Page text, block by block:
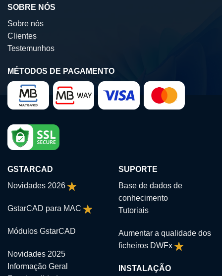
SOBRE NÓS
Sobre nós
Clientes
Testemunhos
MÉTODOS DE PAGAMENTO
GSTARCAD
Novidades 2026
GstarCAD para MAC
Módulos GstarCAD
Novidades 2025
Informação Geral
SUPORTE
Base de dados de
conhecimento
Tutoriais
Aumentar a qualidade dos
ficheiros DWFx
INSTALAÇÃO